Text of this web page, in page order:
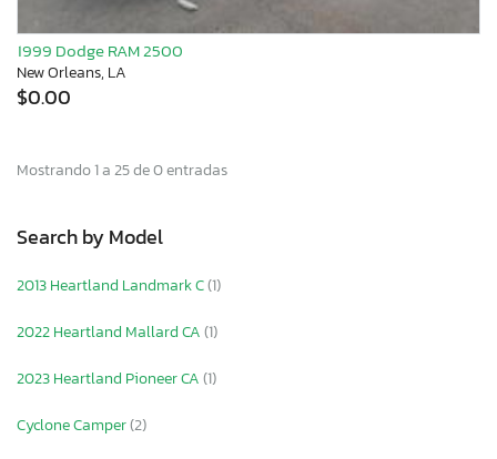
1999 Dodge RAM 2500
New Orleans, LA
$0.00
Mostrando 1 a 25 de 0 entradas
Search by Model
2013 Heartland Landmark C(1)
2022 Heartland Mallard CA(1)
2023 Heartland Pioneer CA(1)
Cyclone Camper(2)